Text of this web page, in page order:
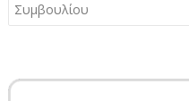
Συμβουλίου